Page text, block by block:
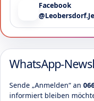
Facebook
WhatsApp-
Sende „Anmelden“ an
informiert bleiben